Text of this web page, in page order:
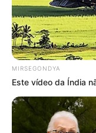
Nome
E-mail*
Mensagem *
MIRSEGONDYA
Este vídeo da Índia